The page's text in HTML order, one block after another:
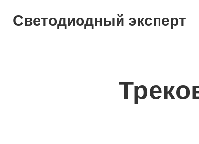
Светодиодный эксперт